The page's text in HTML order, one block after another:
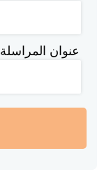
عنوان المراسلة